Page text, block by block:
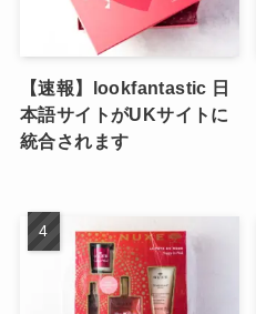
【速報】lookfantastic 日
本語サイトがUKサイトに
統合されます